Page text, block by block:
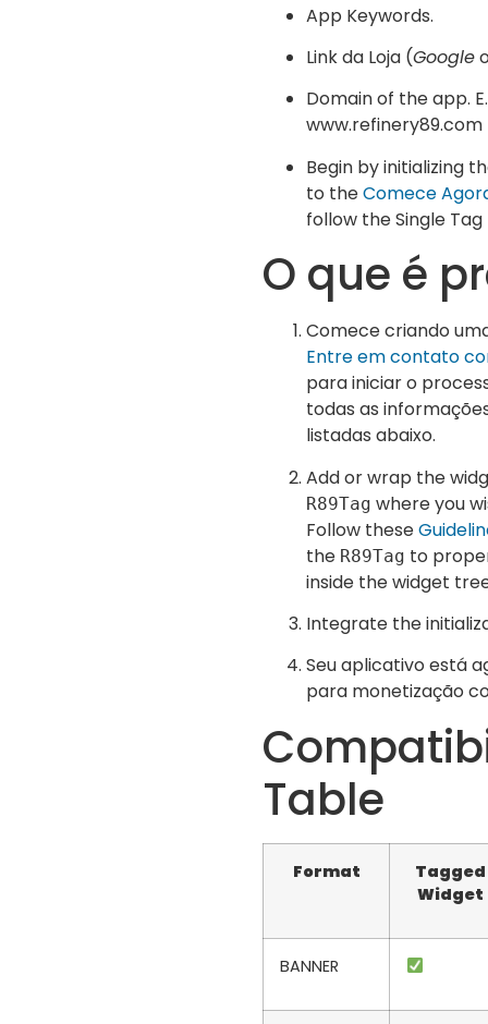
App Keywords.
Link da Loja (Google
Domain of the app.
www.refinery89.com
Begin by initializing
to theComece
follow the Single
O que é
Comece criando
Entre em contato
para iniciar o
todas as
listadas abaixo.
Add or wrap the
R89Tag where you
Follow these
the R89Tag to
inside the widget
Integrate the
Seu aplicativo está
para monetização
Table
Format
Tagged
Widget
BANNER